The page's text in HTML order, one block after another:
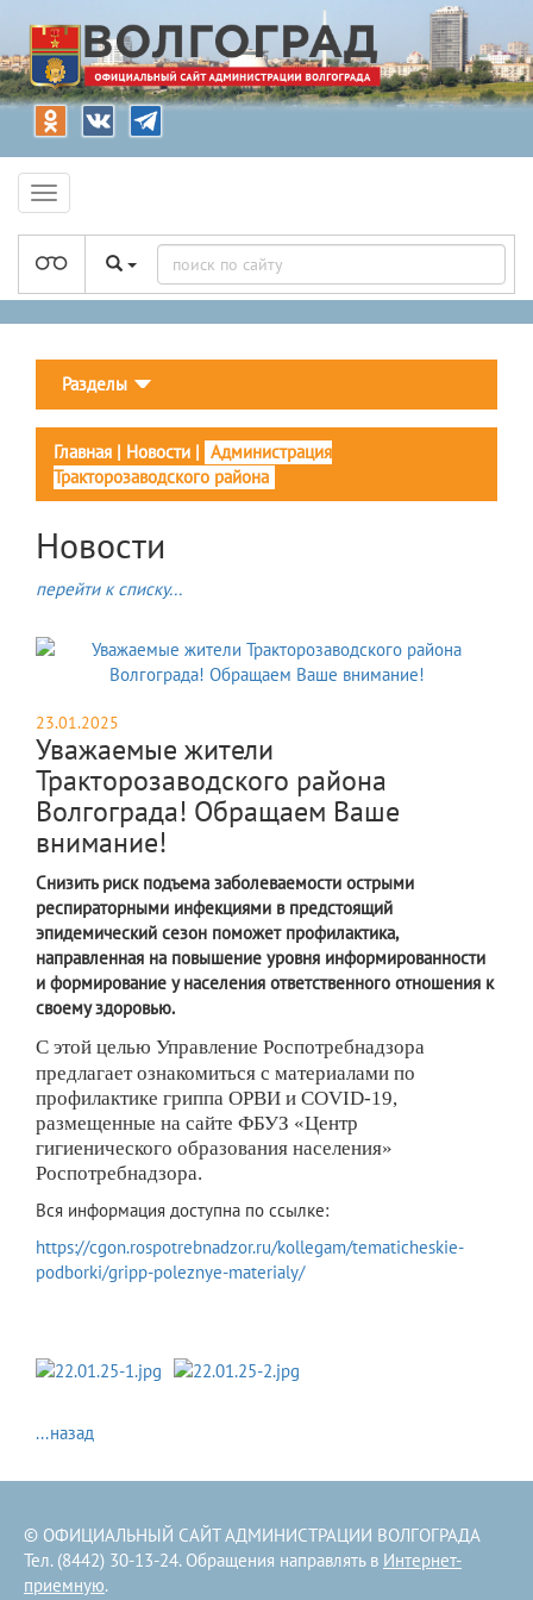
Разделы
Главная | Новости | Администрация
Тракторозаводского района
Новости
перейти к списку...
23.01.2025
Уважаемые жители
Тракторозаводского района
Волгограда! Обращаем Ваше
внимание!
Снизить риск подъема заболеваемости острыми
респираторными инфекциями в предстоящий
эпидемический сезон поможет профилактика,
направленная на повышение уровня информированности
и формирование у населения ответственного отношения к
своему здоровью.
С этой целью Управление Роспотребнадзора
предлагает ознакомиться с материалами по
профилактике гриппа ОРВИ и COVID-19,
размещенные на сайте ФБУЗ «Центр
гигиенического образования населения»
Роспотребнадзора.
Вся информация доступна по ссылке:
https://cgon.rospotrebnadzor.ru/kollegam/tematicheskie-
podborki/gripp-poleznye-materialy/
...назад
© ОФИЦИАЛЬНЫЙ САЙТ АДМИНИСТРАЦИИ ВОЛГОГРАДА
Тел. (8442) 30-13-24. Обращения направлять в Интернет-
приемную.